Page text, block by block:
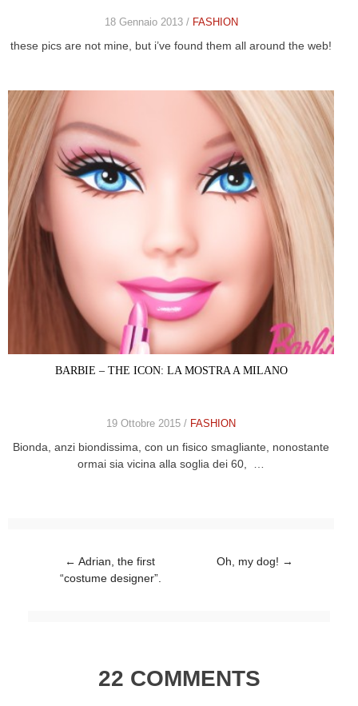
18 Gennaio 2013 / FASHION
these pics are not mine, but i’ve found them all around the web!
BARBIE – THE ICON: LA MOSTRA A MILANO
19 Ottobre 2015 / FASHION
Bionda, anzi biondissima, con un fisico smagliante, nonostante
ormai sia vicina alla soglia dei 60, …
Post navigation
← Adrian, the first
“costume designer”.
Oh, my dog! →
22 COMMENTS